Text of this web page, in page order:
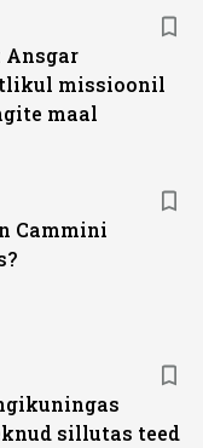
Ansgar
missioonil
maal
Cammini
sillutas teed